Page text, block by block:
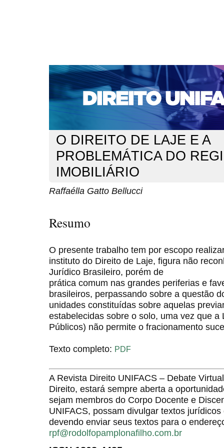
CAPA SOBRE ACESSO CADASTRO
NOTÍCIAS
EDIÇÕES DE Nº 1 A 100 WEBMAIL
Capa>n. 127 (2011) > Bellucci
O DIREITO DE LAJE E A
PROBLEMÁTICA DO
IMOBILIÁRIO
Raffaélla Gatto Bellucci
Resumo
O presente trabalho tem por escopo
instituto do Direito de Laje, figura não
Jurídico Brasileiro, porém de
prática comum nas grandes periferias e
brasileiros, perpassando sobre a questão
unidades constituídas sobre aquelas
estabelecidas sobre o solo, uma vez que a
Públicos) não permite o fracionamento
Texto completo: PDF
A Revista Direito UNIFACS – Debate
Direito, estará sempre aberta a
sejam membros do Corpo Docente e
UNIFACS, possam divulgar textos
devendo enviar seus textos para o
rpf@rodolfopamplonafilho.com.br